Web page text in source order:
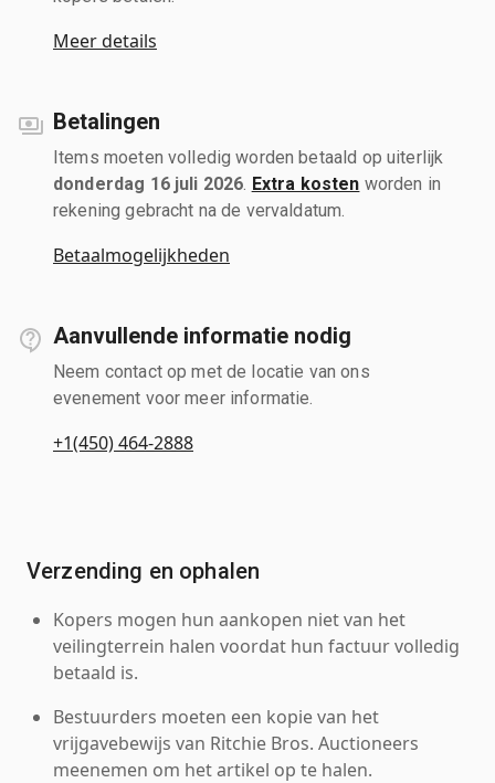
Meer details
Betalingen
Items moeten volledig worden betaald op uiterlijk
donderdag 16 juli 2026 Extra kosten worden in
rekening gebracht na de vervaldatum.
Betaalmogelijkheden
Aanvullende informatie nodig
Neem contact op met de locatie van ons
evenement voor meer informatie.
+1(450) 464-2888
Verzending en ophalen
Kopers mogen hun aankopen niet van het
veilingterrein halen voordat hun factuur volledig
betaald is.
Bestuurders moeten een kopie van het
vrijgavebewijs van Ritchie Bros. Auctioneers
meenemen om het artikel op te halen.